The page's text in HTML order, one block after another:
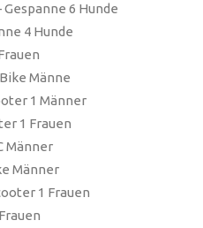
6 Hunde
4 Hunde
Männe
1 Männer
1 Frauen
Männer
Männer
1 Frauen